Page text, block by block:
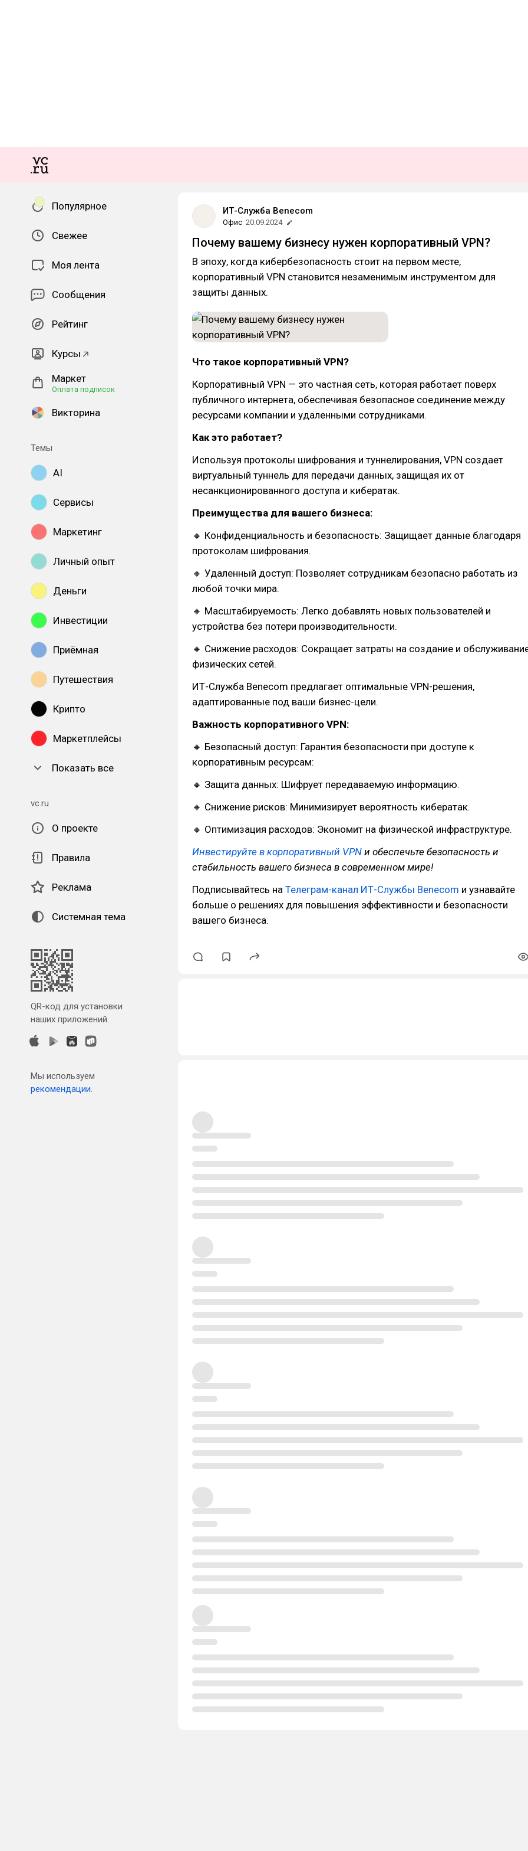
Популярное
Свежее
Моя лента
Сообщения
Рейтинг
Курсы
Маркет
Оплата подписок
Викторина
Темы
AI
Сервисы
Маркетинг
Личный опыт
Деньги
Инвестиции
Приёмная
Путешествия
Крипто
Маркетплейсы
Показать все
vc.ru
О проекте
Правила
Реклама
Системная тема
QR-код для установки
наших приложений.
Мы используем
рекомендации.
ИТ-Служба Benecom
Офис 20.09.2024
Почему вашему бизнесу нужен корпоративный VPN?
В эпоху, когда кибербезопасность стоит на первом месте,
корпоративный VPN становится незаменимым инструментом для
защиты данных.
Что такое корпоративный VPN?
Корпоративный VPN — это частная сеть, которая работает поверх
публичного интернета, обеспечивая безопасное соединение между
ресурсами компании и удаленными сотрудниками.
Как это работает?
Используя протоколы шифрования и туннелирования, VPN создает
виртуальный туннель для передачи данных, защищая их от
несанкционированного доступа и кибератак.
Преимущества для вашего бизнеса:
🔸 Конфиденциальность и безопасность: Защищает данные благодаря
протоколам шифрования.
🔸 Удаленный доступ: Позволяет сотрудникам безопасно работать из
любой точки мира.
🔸 Масштабируемость: Легко добавлять новых пользователей и
устройства без потери производительности.
🔸 Снижение расходов: Сокращает затраты на создание и
физических сетей.
ИТ-Служба Benecom предлагает оптимальные VPN-решения,
адаптированные под ваши бизнес-цели.
Важность корпоративного VPN:
🔸 Безопасный доступ: Гарантия безопасности при доступе к
корпоративным ресурсам:
🔸 Защита данных: Шифрует передаваемую информацию.
🔸 Снижение рисков: Минимизирует вероятность кибератак.
🔸 Оптимизация расходов: Экономит на физической инфраструктуре.
Инвестируйте в корпоративный VPN и обеспечьте безопасность и
стабильность вашего бизнеса в современном мире!
Подписывайтесь на Телеграм-канал ИТ-Службы Benecom и узнавайте
больше о решениях для повышения эффективности и безопасности
вашего бизнеса.